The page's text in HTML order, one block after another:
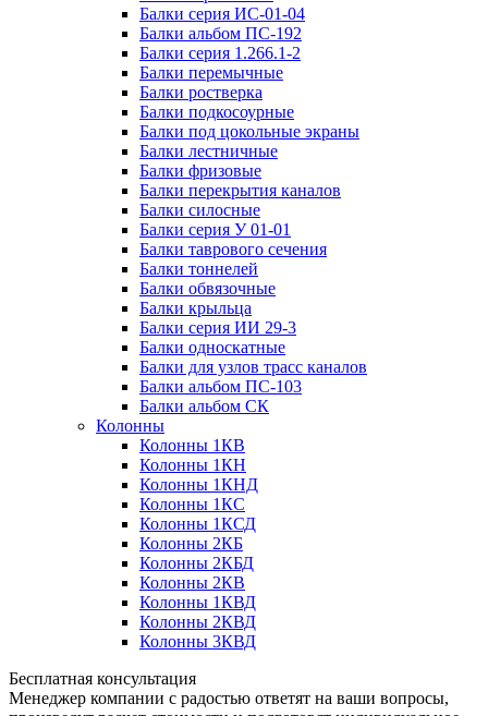
Балки серия ИС-01-04
Балки альбом ПС-192
Балки серия 1.266.1-2
Балки перемычные
Балки ростверка
Балки подкосоурные
Балки под цокольные экраны
Балки лестничные
Балки фризовые
Балки перекрытия каналов
Балки силосные
Балки серия У 01-01
Балки таврового сечения
Балки тоннелей
Балки обвязочные
Балки крыльца
Балки серия ИИ 29-3
Балки односкатные
Балки для узлов трасс каналов
Балки альбом ПС-103
Балки альбом СК
Колонны
Колонны 1КВ
Колонны 1КН
Колонны 1КНД
Колонны 1КС
Колонны 1КСД
Колонны 2КБ
Колонны 2КБД
Колонны 2КВ
Колонны 1КВД
Колонны 2КВД
Колонны 3КВД
Бесплатная консультация
Менеджер компании с радостью ответят на ваши вопросы,